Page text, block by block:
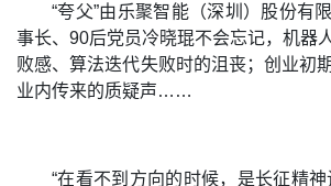
“夸父”由乐聚智能（深圳）股份有
事长、90后党员冷晓琨不会忘记，机器
败感、算法迭代失败时的沮丧；创业初
业内传来的质疑声……
“在看不到方向的时候，是长征精